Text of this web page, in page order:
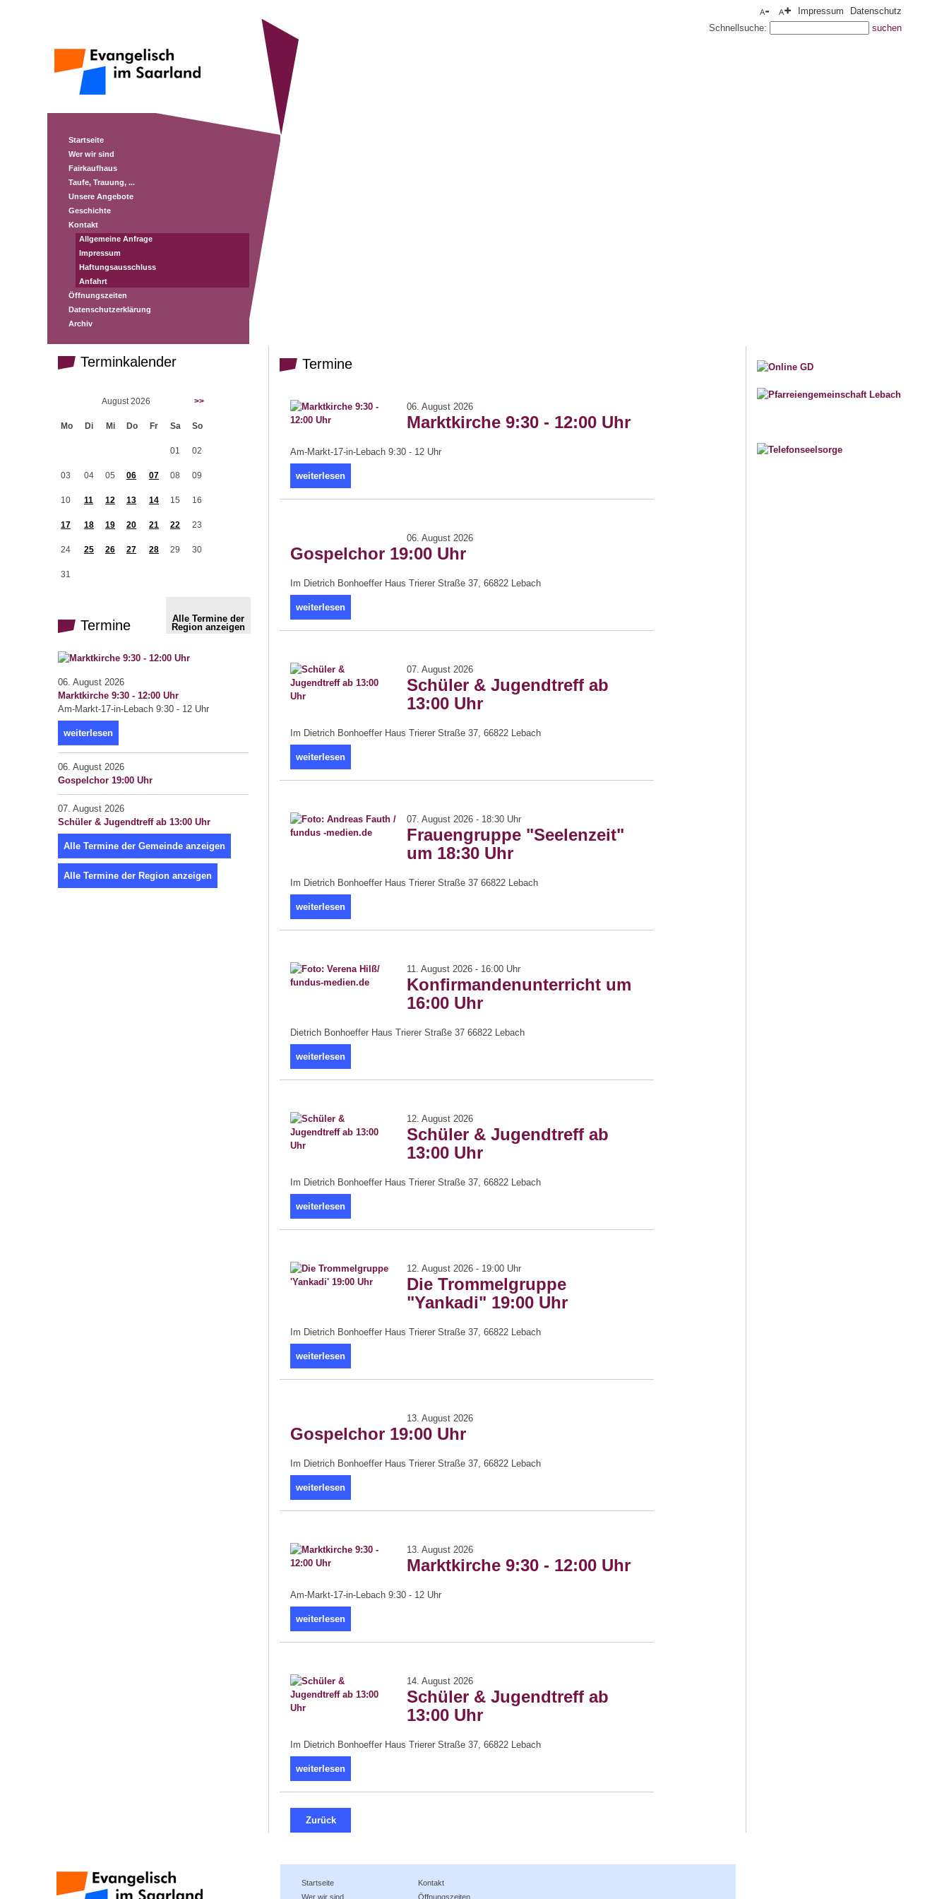
Impressum
Datenschutz
Schnellsuche:
Startseite
Wer wir sind
Fairkaufhaus
Taufe, Trauung, ...
Unsere Angebote
Geschichte
Kontakt
Allgemeine Anfrage
Impressum
Haftungsausschluss
Anfahrt
Öffnungszeiten
Datenschutzerklärung
Archiv
Terminkalender
August 2026 >>
Mo Di Mi Do Fr Sa So
01 02
03 04 05 06 07 08 09
10 11 12 13 14 15 16
17 18 19 20 21 22 23
24 25 26 27 28 29 30
31
Termine
Alle Termine der
Region anzeigen
06. August 2026
Marktkirche 9:30 - 12:00 Uhr
Am-Markt-17-in-Lebach 9:30 - 12 Uhr
weiterlesen
06. August 2026
Gospelchor 19:00 Uhr
07. August 2026
Schüler & Jugendtreff ab 13:00 Uhr
Alle Termine der Gemeinde anzeigen
Alle Termine der Region anzeigen
Termine
06. August 2026
Marktkirche 9:30 - 12:00 Uhr
Am-Markt-17-in-Lebach 9:30 - 12 Uhr
weiterlesen
06. August 2026
Gospelchor 19:00 Uhr
Im Dietrich Bonhoeffer Haus Trierer Straße 37, 66822 Lebach
weiterlesen
07. August 2026
Schüler & Jugendtreff ab
13:00 Uhr
Im Dietrich Bonhoeffer Haus Trierer Straße 37, 66822 Lebach
weiterlesen
07. August 2026 - 18:30 Uhr
Frauengruppe "Seelenzeit"
um 18:30 Uhr
Im Dietrich Bonhoeffer Haus Trierer Straße 37 66822 Lebach
weiterlesen
11. August 2026 - 16:00 Uhr
Konfirmandenunterricht um
16:00 Uhr
Dietrich Bonhoeffer Haus Trierer Straße 37 66822 Lebach
weiterlesen
12. August 2026
Schüler & Jugendtreff ab
13:00 Uhr
Im Dietrich Bonhoeffer Haus Trierer Straße 37, 66822 Lebach
weiterlesen
12. August 2026 - 19:00 Uhr
Die Trommelgruppe
"Yankadi" 19:00 Uhr
Im Dietrich Bonhoeffer Haus Trierer Straße 37, 66822 Lebach
weiterlesen
13. August 2026
Gospelchor 19:00 Uhr
Im Dietrich Bonhoeffer Haus Trierer Straße 37, 66822 Lebach
weiterlesen
13. August 2026
Marktkirche 9:30 - 12:00 Uhr
Am-Markt-17-in-Lebach 9:30 - 12 Uhr
weiterlesen
14. August 2026
Schüler & Jugendtreff ab
13:00 Uhr
Im Dietrich Bonhoeffer Haus Trierer Straße 37, 66822 Lebach
weiterlesen
Zurück
Startseite
Wer wir sind
Kontakt
Öffnungszeiten